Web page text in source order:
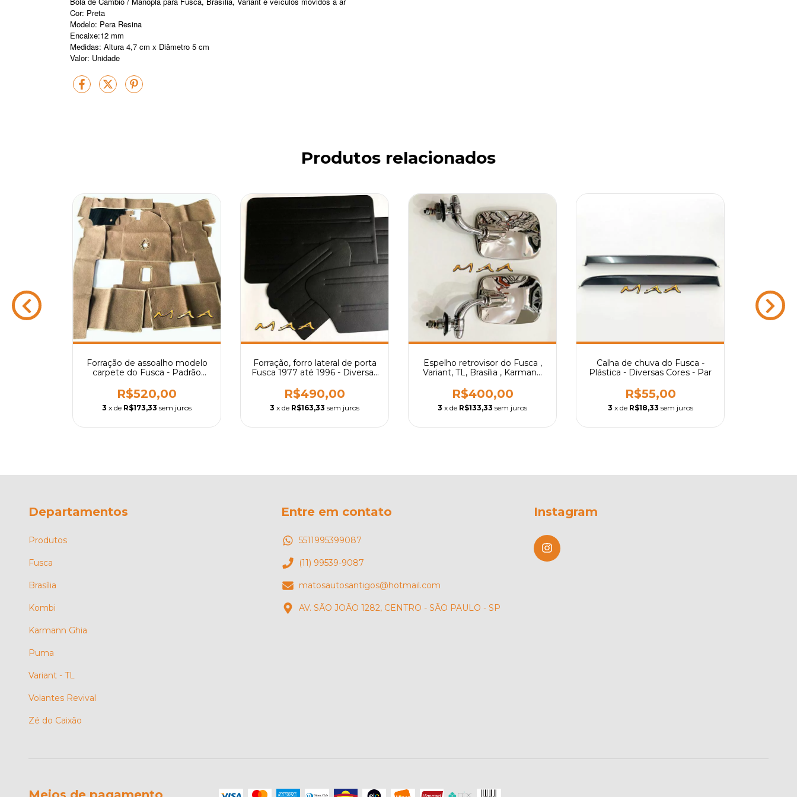
Cor: Preta
Modelo: Pera Resina
Encaixe:12 mm
Medidas: Altura 4,7 cm x Diâmetro 5 cm
Valor: Unidade
Produtos relacionados
Forração de assoalho modelo
carpete do Fusca - Padrão
R$520,00
3 x de R$173,33 sem juros
Forração, forro lateral de porta
Fusca 1977 até 1996 - Diversas
R$490,00
3 x de R$163,33 sem juros
Espelho retrovisor do Fusca ,
Variant, TL, Brasília , Karmann
Par
R$400,00
3 x de R$133,33 sem juros
Calha de chuva do Fusca -
Plástica - Diversas Cores - Par
R$55,00
3 x de R$18,33 sem juros
Departamentos
Produtos
Fusca
Brasília
Kombi
Karmann Ghia
Puma
Variant - TL
Volantes Revival
Zé do Caixão
Entre em contato
5511995399087
(11) 99539-9087
matosautosantigos@hotmail.com
AV. SÃO JOÃO 1282, CENTRO - SÃO PAULO - SP
Instagram